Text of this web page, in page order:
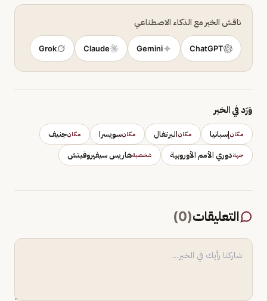
ناقش الخبر مع الذكاء الاصطناعي
ChatGPT
Gemini
Claude
Grok
وَرَد في الخبر
مكانإسبانيا مكانالبرتغال مكانسويسرا مكانجنيف
جهةدوري الأمم الأوروبية شخصيةهاريس سيفيروفيتش
التعليقات(
0
)